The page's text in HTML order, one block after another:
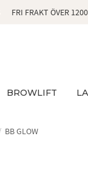
FRI FRAKT ÖVER
BROWLIFT
BB GLOW